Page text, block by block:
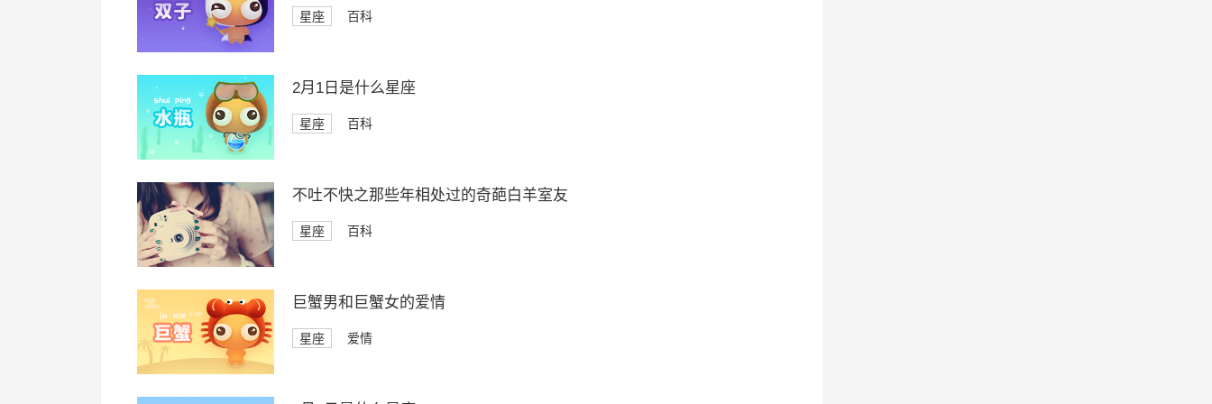
星座 百科
2月1日是什么星座
星座 百科
不吐不快之那些年相处过的奇葩白羊室友
星座 百科
巨蟹男和巨蟹女的爱情
星座 爱情